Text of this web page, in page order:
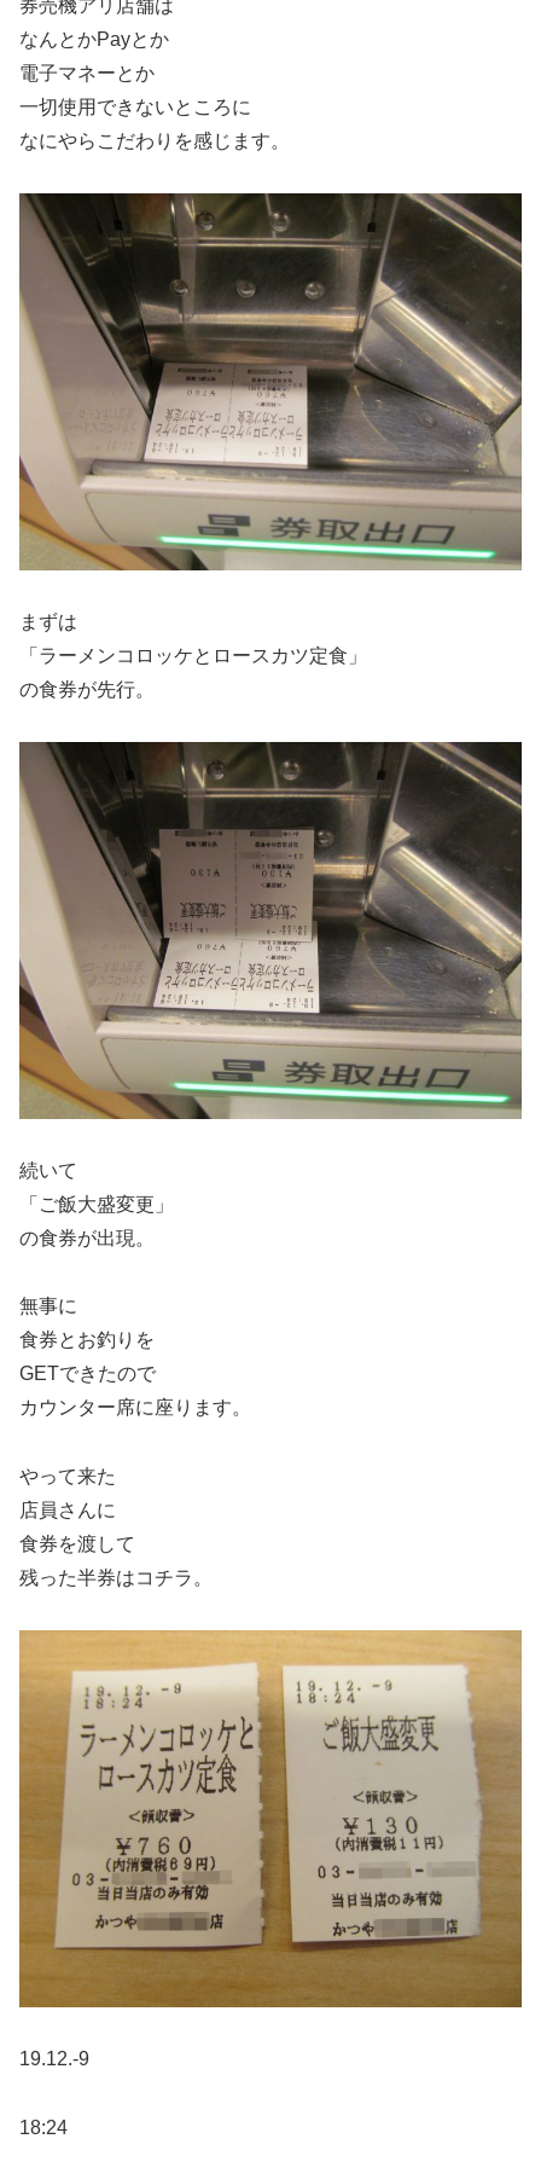
券売機アリ店舗は
なんとかPayとか
電子マネーとか
一切使用できないところに
なにやらこだわりを感じます。
まずは
「ラーメンコロッケとロースカツ定食」
の食券が先行。
続いて
「ご飯大盛変更」
の食券が出現。
無事に
食券とお釣りを
GETできたので
カウンター席に座ります。
やって来た
店員さんに
食券を渡して
残った半券はコチラ。
19.12.-9
18:24